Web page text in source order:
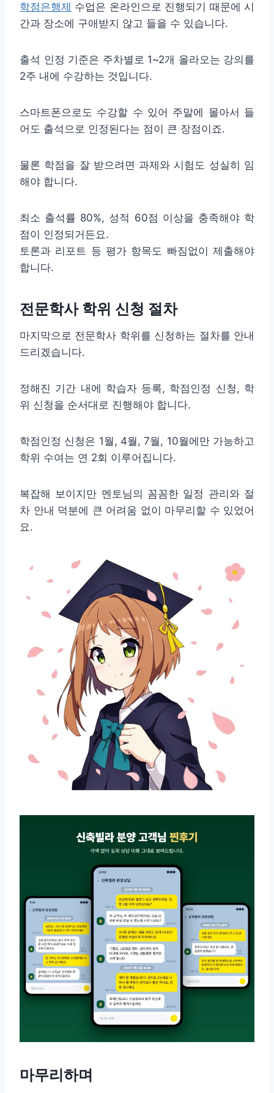
학점은행제 수업은 온라인으로 진행되기 때문에 시
간과 장소에 구애받지 않고 들을 수 있습니다.
출석 인정 기준은 주차별로 1~2개 올라오는 강의를
2주 내에 수강하는 것입니다.
스마트폰으로도 수강할 수 있어 주말에 몰아서 들
어도 출석으로 인정된다는 점이 큰 장점이죠.
물론 학점을 잘 받으려면 과제와 시험도 성실히 임
해야 합니다.
최소 출석률 80%, 성적 60점 이상을 충족해야 학
점이 인정되거든요.
토론과 리포트 등 평가 항목도 빠짐없이 제출해야
합니다.
전문학사 학위 신청 절차
마지막으로 전문학사 학위를 신청하는 절차를 안내
드리겠습니다.
정해진 기간 내에 학습자 등록, 학점인정 신청, 학
위 신청을 순서대로 진행해야 합니다.
학점인정 신청은 1월, 4월, 7월, 10월에만 가능하고
학위 수여는 연 2회 이루어집니다.
복잡해 보이지만 멘토님의 꼼꼼한 일정 관리와 절
차 안내 덕분에 큰 어려움 없이 마무리할 수 있었어
요.
마무리하며